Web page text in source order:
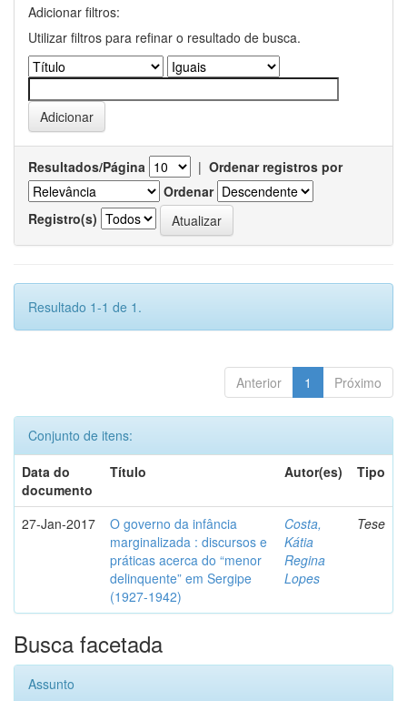
Adicionar filtros:
Utilizar filtros para refinar o resultado de busca.
Resultados/Página | Ordenar registros por
Ordenar
Registro(s)
Resultado 1-1 de 1.
Anterior 1 Próximo
Conjunto de itens:
Data do
documento
Título Autor(es) Tipo
27-Jan-2017
O governo da infância
marginalizada : discursos e
práticas acerca do “menor
delinquente” em Sergipe
(1927-1942)
Costa,
Kátia
Regina
Lopes
Tese
Busca facetada
Assunto